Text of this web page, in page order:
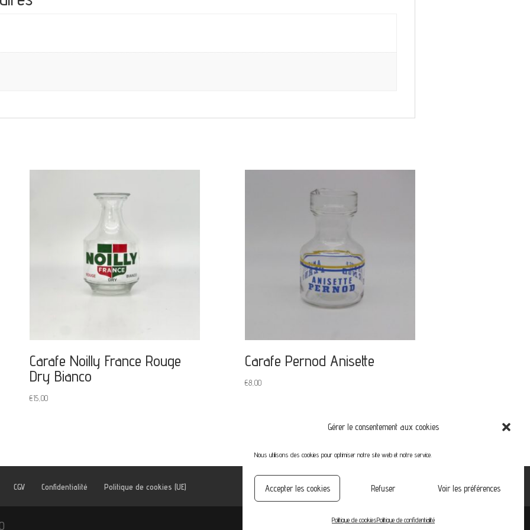
Gérer le consentement aux cookies
Nous utilisons des cookies pour optimiser notre site web et notre service.
Accepter les cookies Refuser Voir les préférences
Politique de cookiesPolitique de confidentialité
Carafe Noilly France Rouge
Dry Bianco
€15,00
Carafe Pernod Anisette
€8,00
CGV Confidentialité Politique de cookies (UE)